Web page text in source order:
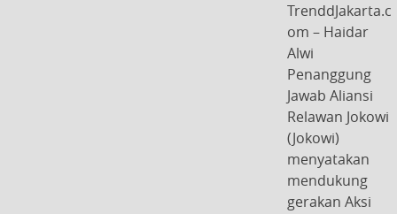
TrenddJakarta.c
om – Haidar
Alwi
Penanggung
Jawab Aliansi
Relawan Jokowi
(Jokowi)
menyatakan
mendukung
gerakan Aksi